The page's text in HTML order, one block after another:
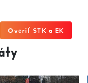
Overiť STK a EK